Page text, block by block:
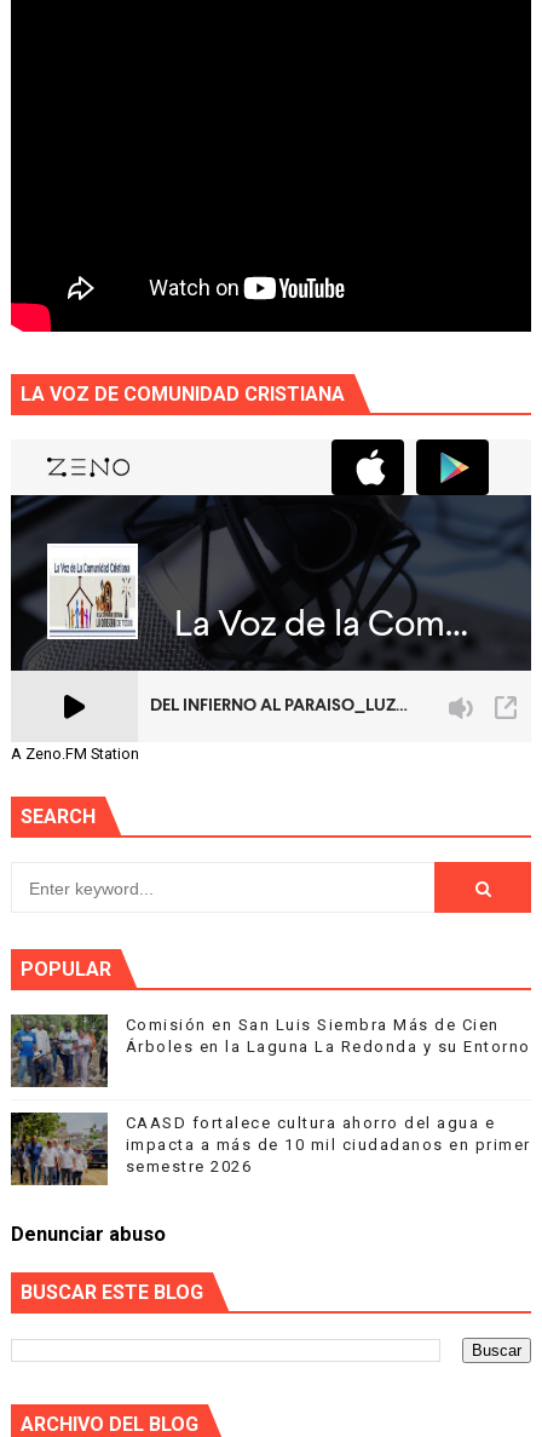
LA VOZ DE COMUNIDAD CRISTIANA
A Zeno.FM Station
SEARCH
POPULAR
Comisión en San Luis Siembra Más de Cien
Árboles en la Laguna La Redonda y su Entorno
CAASD fortalece cultura ahorro del agua e
impacta a más de 10 mil ciudadanos en primer
semestre 2026
Denunciar abuso
BUSCAR ESTE BLOG
ARCHIVO DEL BLOG